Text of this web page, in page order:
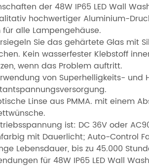
der 48W IP65 LED Wall
hochwertiger Aluminium-
für alle Lampengehäuse.
Sie das gehärtete Glas mit
Kein wasserfester Klebstoff
wenn das Problem auftritt.
von Superhelligkeits- und
Linse aus PMMA. mit einem
ist: DC 36V oder
mit Dauerlicht; Auto-Control
Lebensdauer, bis zu 45.000
für 48W IP65 LED Wall